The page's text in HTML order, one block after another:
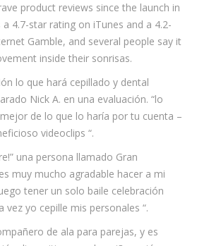
product reviews since the launch in
4.7-star rating on iTunes and a 4.2-
Gamble, and several people say it
inside their sonrisas.
lo que hará cepillado y dental
Nick A. en una evaluación. “lo
de lo que lo haría por tu cuenta –
videoclips “.
una persona llamado Gran
muy mucho agradable hacer a mi
tener un solo baile celebración
yo cepille mis personales “.
de ala para parejas, y es